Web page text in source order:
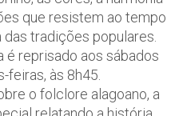
que resistem ao tempo
tradições populares.
é reprisado aos sábados
feiras, às 8h45.
o folclore alagoano, a